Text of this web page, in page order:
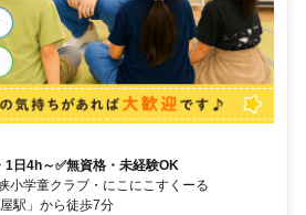
1日4h～✅無資格・未経験OK
小学童クラブ・にこにこすくーる
駅」から徒歩7分